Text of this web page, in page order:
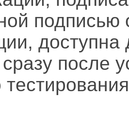
подписью
после